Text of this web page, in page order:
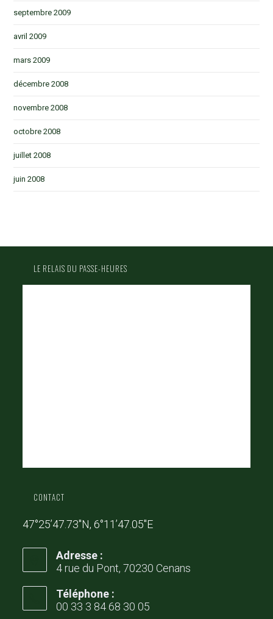
septembre 2009
avril 2009
mars 2009
décembre 2008
novembre 2008
octobre 2008
juillet 2008
juin 2008
LE RELAIS DU PASSE-HEURES
CONTACT
47°25’47.73″N, 6°11’47.05″E
Adresse :
4 rue du Pont, 70230 Cenans
Téléphone :
00 33 3 84 68 30 05